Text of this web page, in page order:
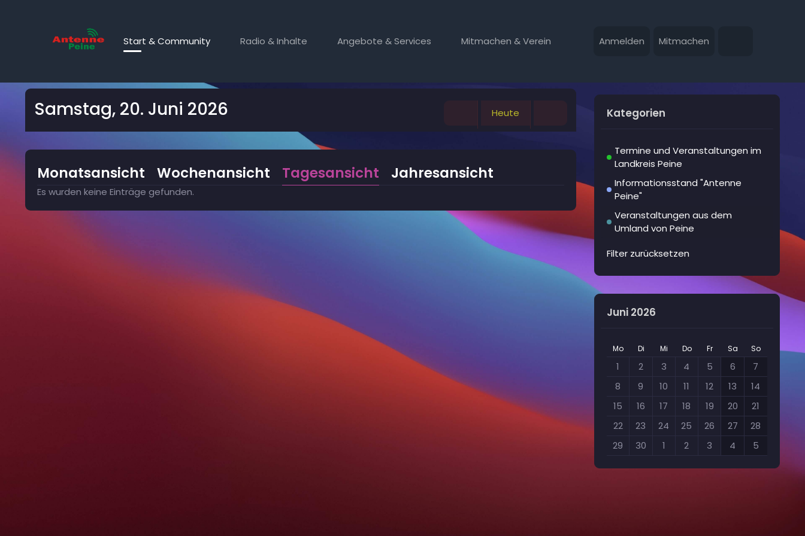
Start & Community Radio & Inhalte Angebote & Services Mitmachen & Verein Anmelden Mitmachen
Samstag, 20. Juni 2026 Heute
Monatsansicht Wochenansicht Tagesansicht Jahresansicht
Es wurden keine Einträge gefunden.
Kategorien
Termine und Veranstaltungen im
Landkreis Peine
Informationsstand "Antenne
Peine"
Veranstaltungen aus dem
Umland von Peine
Filter zurücksetzen
Juni 2026
Mo Di Mi Do Fr Sa So
1 2 3 4 5 6
7
8
9 10 11 12 13
14
15
16 17 18 19 20
21
22
23 24 25 26 27
28
29
30 1 2 3 4 5